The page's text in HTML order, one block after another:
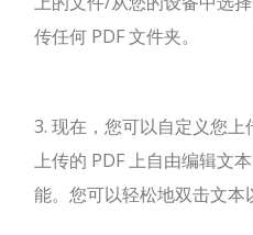
传任何 PDF 文件夹。
3. 现在，您可以自定义您上
上传的 PDF 上自由编辑文
能。您可以轻松地双击文本